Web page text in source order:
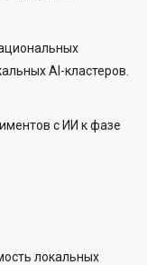
AI-кластеров.
с ИИ к фазе
локальных